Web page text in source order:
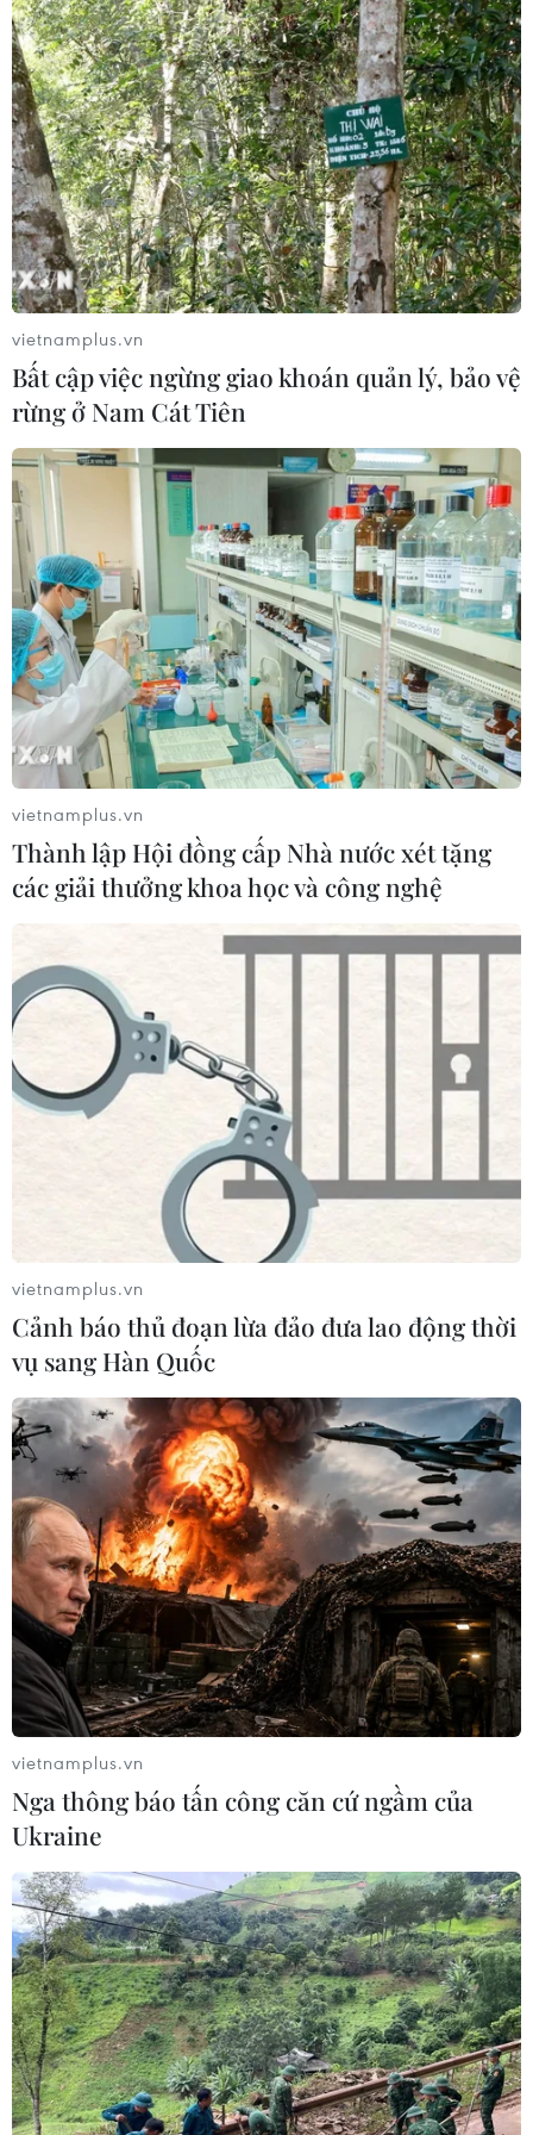
TIN CÙNG CHUYÊN MỤC
Mưa lớn gây ngập lụt, chia cắt nhiều
khu vực ở Nghệ An
06/08/2026 13:06
Đắk Lắk truy quét, xử lý tình trạng
phá rừng, lấn chiếm đất rừng
06/08/2026 12:36
Cảnh báo mưa cường độ lớn trên
100mm tại Bắc Bộ, Thanh Hóa và
Nghệ An
06/08/2026 10:23
vietnamplus.vn
Bất cập việc ngừng giao khoán quản lý, bảo vệ
rừng ở Nam Cát Tiên
vietnamplus.vn
Thành lập Hội đồng cấp Nhà nước xét tặng
các giải thưởng khoa học và công nghệ
vietnamplus.vn
Cảnh báo thủ đoạn lừa đảo đưa lao động thời
vụ sang Hàn Quốc
vietnamplus.vn
Nga thông báo tấn công căn cứ ngầm của
Ukraine